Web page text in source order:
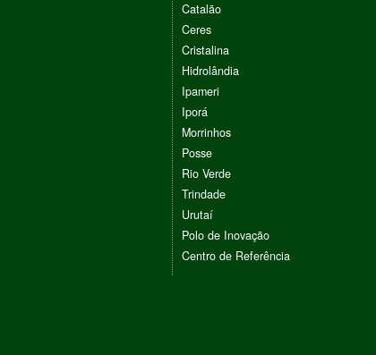
Catalão
Ceres
Cristalina
Hidrolândia
Ipameri
Iporá
Morrinhos
Posse
Rio Verde
Trindade
Urutaí
Polo de Inovação
Centro de Referência